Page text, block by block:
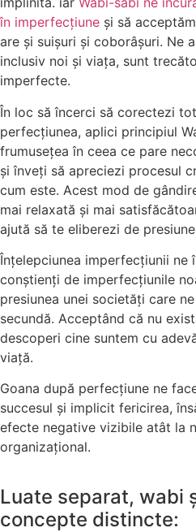
în imperfecțiune și să
are și suișuri și coborâșuri. Ne
inclusiv noi și viața, sunt
imperfecte.
În loc să încerci să corectezi
perfecțiunea, aplici principiul
frumusețea în ceea ce pare
și înveți să apreciezi procesul
cum este. Acest mod de
mai relaxată și mai
ajută să te eliberezi de
Înțelepciunea imperfecțiunii ne
conștienți de imperfecțiunile
presiunea unei societăți care
secundă. Acceptând că nu
descoperi cine suntem cu
viață.
Goana după perfecțiune ne
succesul și implicit fericirea,
efecte negative vizibile atât la
organizațional.
Luate separat, wabi
concepte distincte: